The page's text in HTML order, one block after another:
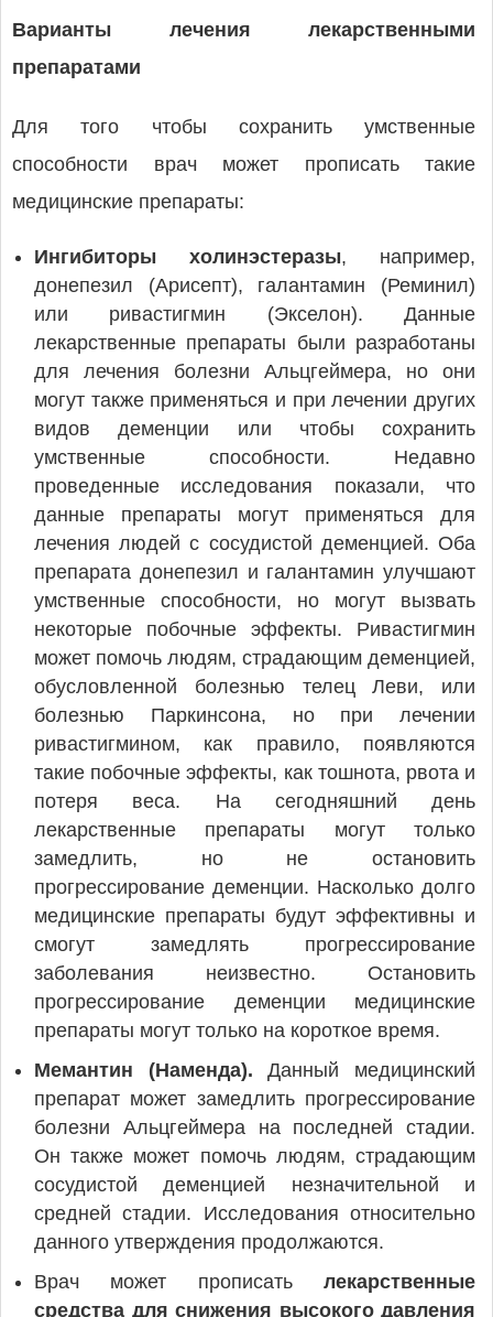
Варианты лечения лекарственными
препаратами
Для того чтобы сохранить умственные
способности врач может прописать такие
медицинские препараты:
Ингибиторы холинэстеразы, например,
донепезил (Арисепт), галантамин (Реминил)
или ривастигмин (Экселон). Данные
лекарственные препараты были разработаны
для лечения болезни Альцгеймера, но они
могут также применяться и при лечении других
видов деменции или чтобы сохранить
умственные способности. Недавно
проведенные исследования показали, что
данные препараты могут применяться для
лечения людей с сосудистой деменцией. Оба
препарата донепезил и галантамин улучшают
умственные способности, но могут вызвать
некоторые побочные эффекты. Ривастигмин
может помочь людям, страдающим деменцией,
обусловленной болезнью телец Леви, или
болезнью Паркинсона, но при лечении
ривастигмином, как правило, появляются
такие побочные эффекты, как тошнота, рвота и
потеря веса. На сегодняшний день
лекарственные препараты могут только
замедлить, но не остановить
прогрессирование деменции. Насколько долго
медицинские препараты будут эффективны и
смогут замедлять прогрессирование
заболевания неизвестно. Остановить
прогрессирование деменции медицинские
препараты могут только на короткое время.
Мемантин (Наменда). Данный медицинский
препарат может замедлить прогрессирование
болезни Альцгеймера на последней стадии.
Он также может помочь людям, страдающим
сосудистой деменцией незначительной и
средней стадии. Исследования относительно
данного утверждения продолжаются.
Врач может прописатьлекарственные
средства для снижения высокого давления